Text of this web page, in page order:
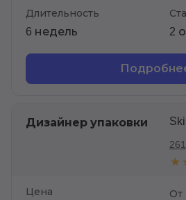
Длительность
6 недель 2
Дизайнер упаковки
Цена От